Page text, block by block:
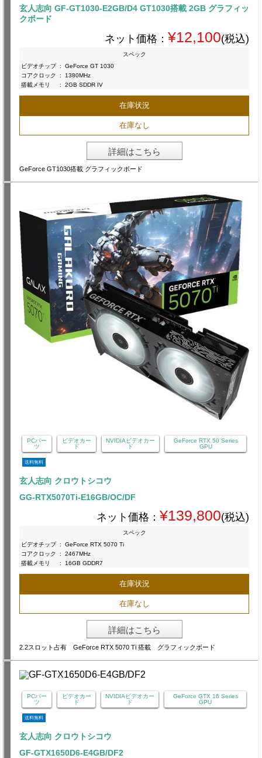
玄人志向 GF-GT1030-E2GB/D4 GT1030搭載 2GB グラフィッ
クボード
ネット価格： ¥12,100(税込)
スペック
ビデオチップ :
GeForce GT 1030
コアクロック
:
1380MHz
搭載メモリ
: 2GB SDDR IV
在庫状況
在庫なし
詳細はこちら
GeForce GT1030搭載 グラフィックボード
PCパー
ツ
ビデオカー
ド
NVIDIAビデオカー
ド
GeForce RTX 50 Series
GPU
送料無料
玄人志向 クロウトシコウ
GG-RTX5070Ti-E16GB/OC/DF
ネット価格： ¥139,800(税込)
スペック
ビデオチップ :
GeForce RTX 5070 Ti
コアクロック
:
2467MHz
搭載メモリ
: 16GB GDDR7
在庫状況
在庫なし
詳細はこちら
2.2スロット占有 GeForce RTX 5070 Ti 搭載 グラフィックボード
PCパー
ツ
ビデオカー
ド
NVIDIAビデオカー
ド
GeForce GTX 16 Series
GPU
送料無料
玄人志向 クロウトシコウ
GF-GTX1650D6-E4GB/DF2